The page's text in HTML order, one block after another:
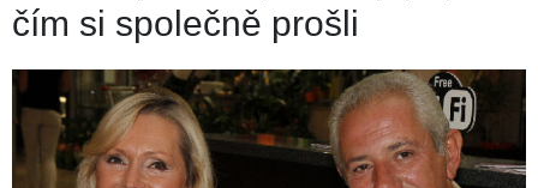
čím si společně prošli